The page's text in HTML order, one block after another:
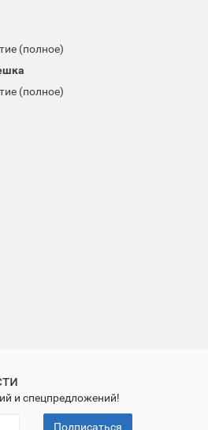
(полное)
(полное)
и спецпредложений!
Подписаться